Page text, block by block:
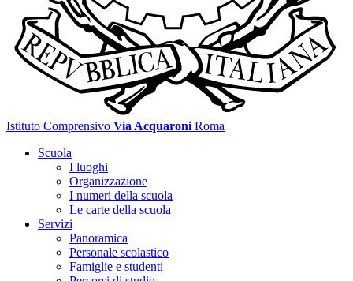
Istituto Comprensivo Via Acquaroni Roma
Scuola
I luoghi
Organizzazione
I numeri della scuola
Le carte della scuola
Servizi
Panoramica
Personale scolastico
Famiglie e studenti